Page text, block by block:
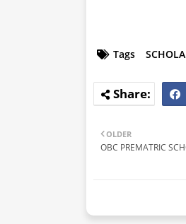
Tags
OLDER
OBC PREMATRIC